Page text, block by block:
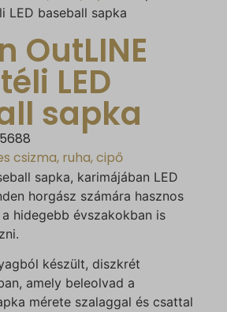
LED baseball sapka
OutLINE
LED
sapka
csizma, ruha, cipő
sapka, karimájában LED
horgász számára hasznos
hidegebb évszakokban is
készült, diszkrét
amely beleolvad a
mérete szalaggal és csattal